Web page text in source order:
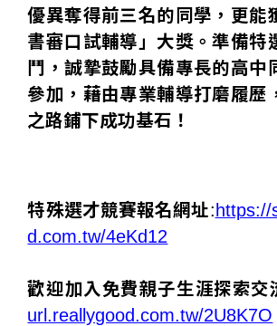
優異奪得前三名的同學，更能
書審口試輔導」大獎。準備特
鬥，誠摯鼓勵具備專長的高中
參加，藉由專業輔導打磨履歷
之路鋪下成功基石！
特殊選才競賽報名網址:https://
d.com.tw/4eKd12
歡迎加入免費親子生涯探索交
url.reallygood.com.tw/2U8K7O